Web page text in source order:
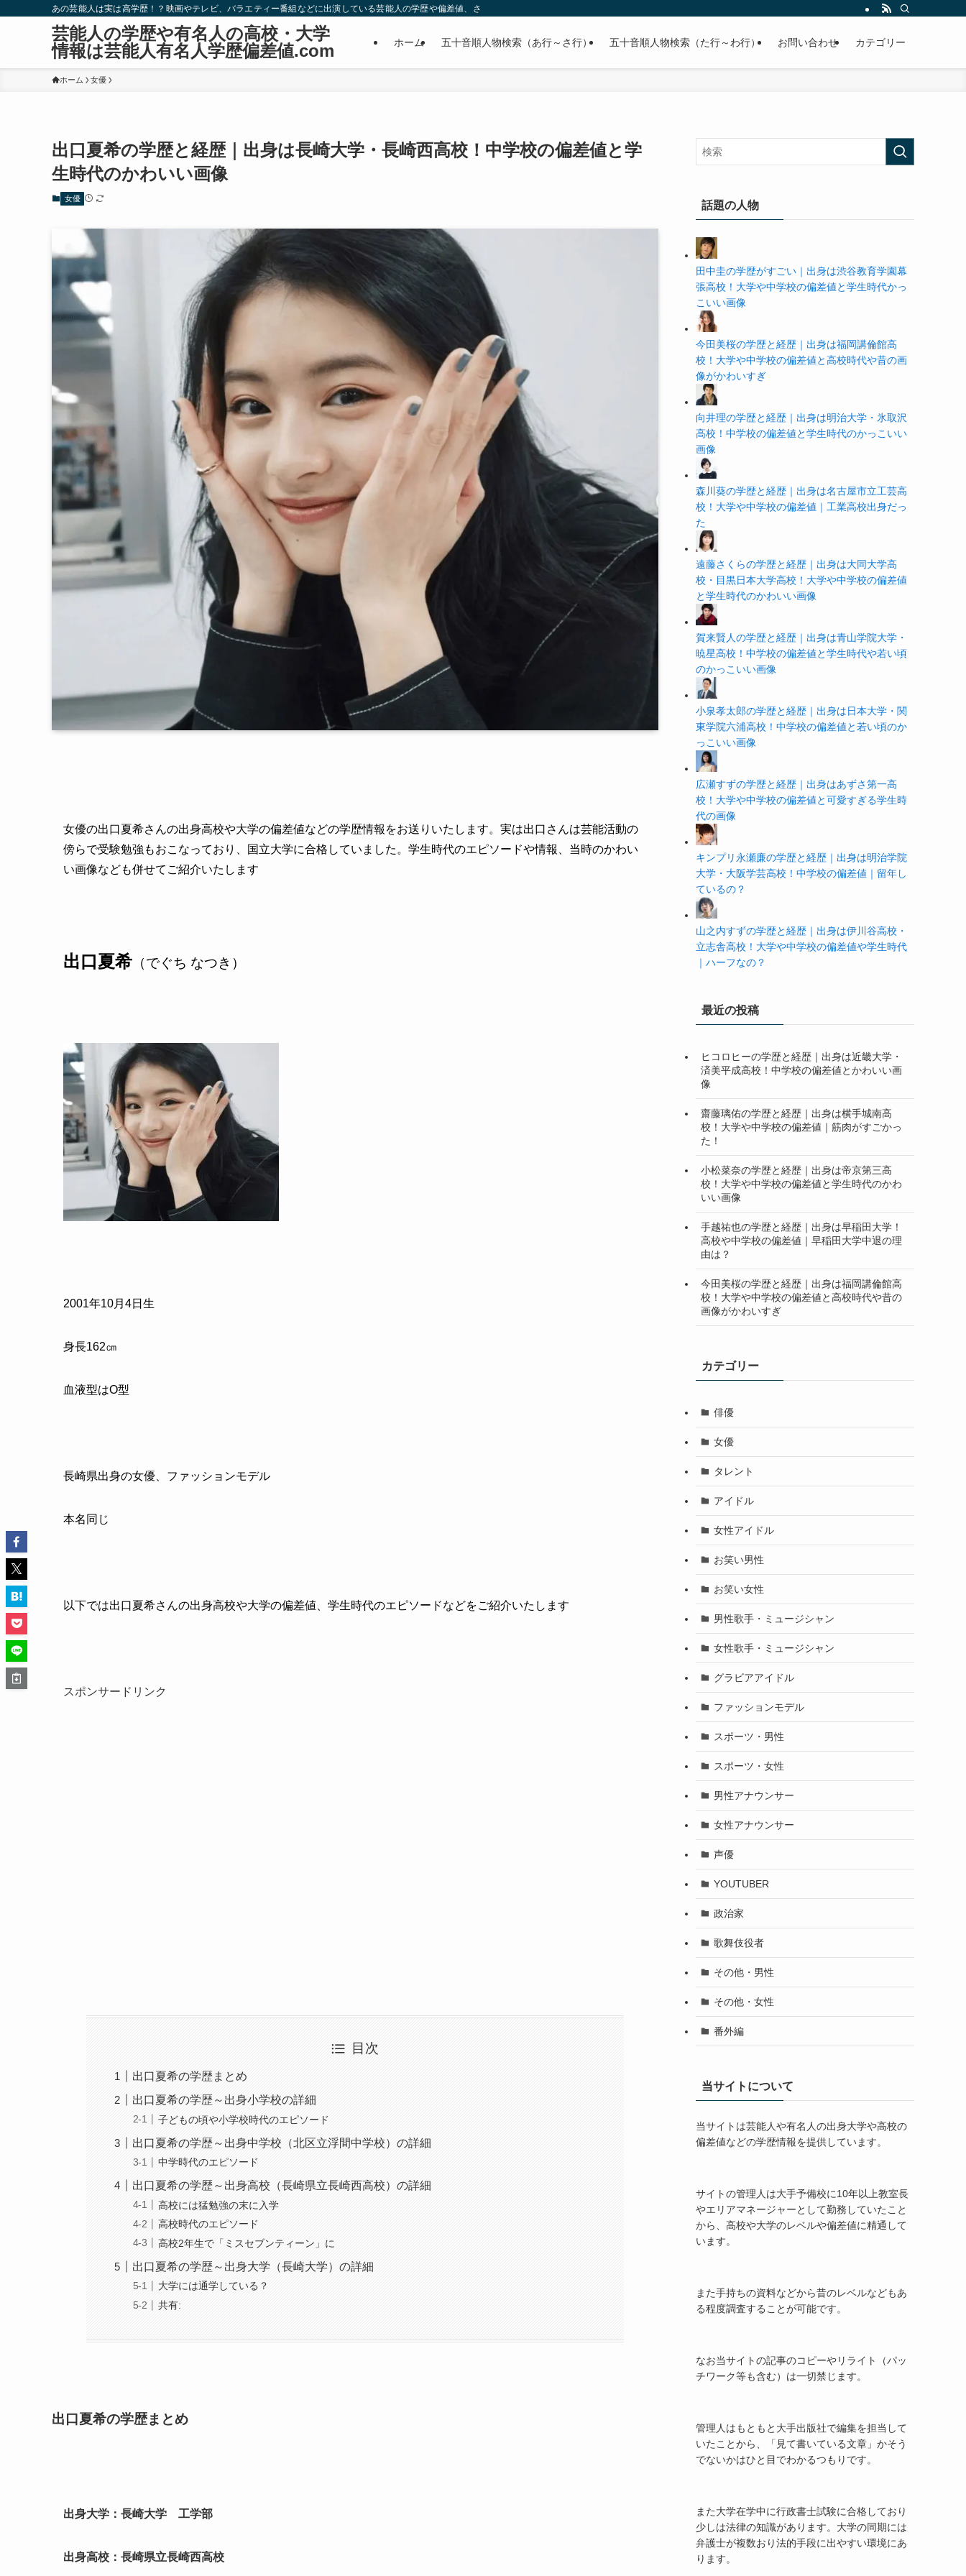
あの芸能人は実は高学歴！？映画やテレビ、バラエティー番組などに出演している芸能人の学歴や偏差値、さらに政治家やスポーツ選手などの有名人の学歴や高校・大学の偏差値まで紹介していきます。
芸能人の学歴や有名人の高校・大学
情報は芸能人有名人学歴偏差値.com
ホーム 五十音順人物検索（あ行～さ行） 五十音順人物検索（た行～わ行） お問い合わせ カテゴリー
ホーム 女優
出口夏希の学歴と経歴｜出身は長崎大学・長崎西高校！中学校の偏差値と学
生時代のかわいい画像
女優
女優の出口夏希さんの出身高校や大学の偏差値などの学歴情報をお送りいたします。実は出口さんは芸能活動の
傍らで受験勉強もおこなっており、国立大学に合格していました。学生時代のエピソードや情報、当時のかわい
い画像なども併せてご紹介いたします
出口夏希 （でぐち なつき）
2001年10月4日生
身長162㎝
血液型はO型
長崎県出身の女優、ファッションモデル
本名同じ
以下では出口夏希さんの出身高校や大学の偏差値、学生時代のエピソードなどをご紹介いたします
スポンサードリンク
目次
出口夏希の学歴まとめ
出口夏希の学歴～出身小学校の詳細
子どもの頃や小学校時代のエピソード
出口夏希の学歴～出身中学校（北区立浮間中学校）の詳細
中学時代のエピソード
出口夏希の学歴～出身高校（長崎県立長崎西高校）の詳細
高校には猛勉強の末に入学
高校時代のエピソード
高校2年生で「ミスセブンティーン」に
出口夏希の学歴～出身大学（長崎大学）の詳細
大学には通学している？
共有:
出口夏希の学歴まとめ
出身大学：長崎大学 工学部
出身高校：長崎県立長崎西高校
話題の人物
田中圭の学歴がすごい｜出身は渋谷教育学園幕
張高校！大学や中学校の偏差値と学生時代かっ
こいい画像
今田美桜の学歴と経歴｜出身は福岡講倫館高
校！大学や中学校の偏差値と高校時代や昔の画
像がかわいすぎ
向井理の学歴と経歴｜出身は明治大学・氷取沢
高校！中学校の偏差値と学生時代のかっこいい
画像
森川葵の学歴と経歴｜出身は名古屋市立工芸高
校！大学や中学校の偏差値｜工業高校出身だっ
た
遠藤さくらの学歴と経歴｜出身は大同大学高
校・目黒日本大学高校！大学や中学校の偏差値
と学生時代のかわいい画像
賀来賢人の学歴と経歴｜出身は青山学院大学・
暁星高校！中学校の偏差値と学生時代や若い頃
のかっこいい画像
小泉孝太郎の学歴と経歴｜出身は日本大学・関
東学院六浦高校！中学校の偏差値と若い頃のか
っこいい画像
広瀬すずの学歴と経歴｜出身はあずさ第一高
校！大学や中学校の偏差値と可愛すぎる学生時
代の画像
キンプリ永瀬廉の学歴と経歴｜出身は明治学院
大学・大阪学芸高校！中学校の偏差値｜留年し
ているの？
山之内すずの学歴と経歴｜出身は伊川谷高校・
立志舎高校！大学や中学校の偏差値や学生時代
｜ハーフなの？
最近の投稿
ヒコロヒーの学歴と経歴｜出身は近畿大学・
済美平成高校！中学校の偏差値とかわいい画
像
齋藤璃佑の学歴と経歴｜出身は横手城南高
校！大学や中学校の偏差値｜筋肉がすごかっ
た！
小松菜奈の学歴と経歴｜出身は帝京第三高
校！大学や中学校の偏差値と学生時代のかわ
いい画像
手越祐也の学歴と経歴｜出身は早稲田大学！
高校や中学校の偏差値｜早稲田大学中退の理
由は？
今田美桜の学歴と経歴｜出身は福岡講倫館高
校！大学や中学校の偏差値と高校時代や昔の
画像がかわいすぎ
カテゴリー
俳優
女優
タレント
アイドル
女性アイドル
お笑い男性
お笑い女性
男性歌手・ミュージシャン
女性歌手・ミュージシャン
グラビアアイドル
ファッションモデル
スポーツ・男性
スポーツ・女性
男性アナウンサー
女性アナウンサー
声優
YOUTUBER
政治家
歌舞伎役者
その他・男性
その他・女性
番外編
当サイトについて
当サイトは芸能人や有名人の出身大学や高校の
偏差値などの学歴情報を提供しています。
サイトの管理人は大手予備校に10年以上教室長
やエリアマネージャーとして勤務していたこと
から、高校や大学のレベルや偏差値に精通して
います。
また手持ちの資料などから昔のレベルなどもあ
る程度調査することが可能です。
なお当サイトの記事のコピーやリライト（パッ
チワーク等も含む）は一切禁じます。
管理人はもともと大手出版社で編集を担当して
いたことから、「見て書いている文章」かそう
でないかはひと目でわかるつもりです。
また大学在学中に行政書士試験に合格しており
少しは法律の知識があります。大学の同期には
弁護士が複数おり法的手段に出やすい環境にあ
ります。